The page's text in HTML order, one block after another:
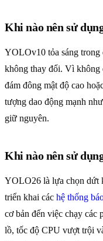
Khi nào nên sử
YOLOv10 tỏa sáng trong
không thay đổi. Vì không
đám đông mật độ cao
tượng dao động mạnh
giữ nguyên.
Khi nào nên sử
YOLO26 là lựa chọn dứt
triển khai các hệ thống
cơ bản đến việc chạy các
lồ, tốc độ CPU vượt trội